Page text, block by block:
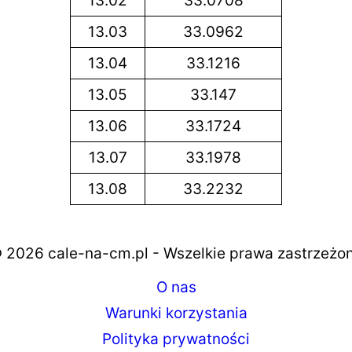
13.03
33.0962
13.04
33.1216
13.05
33.147
13.06
33.1724
13.07
33.1978
13.08
33.2232
cale-na-cm.pl - Wszelkie prawa
O nas
Warunki korzystania
Polityka prywatności